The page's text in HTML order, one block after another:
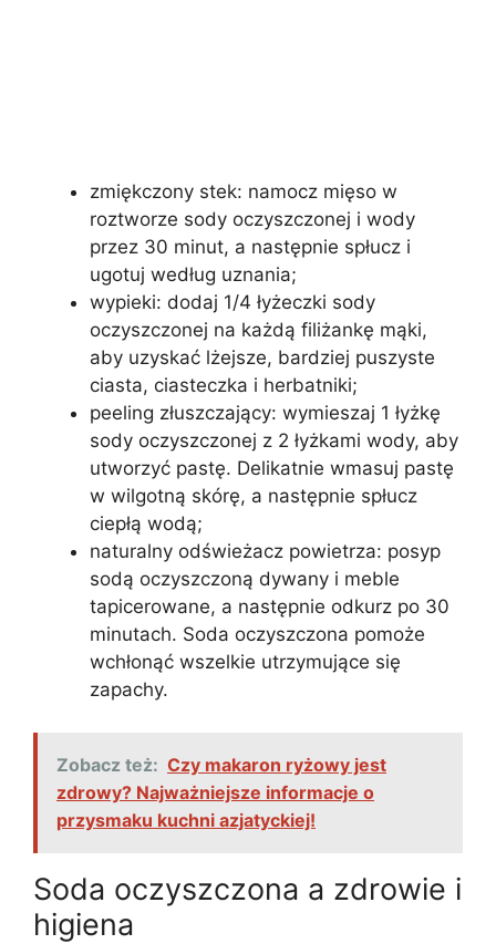
zmiękczony stek: namocz mięso w
roztworze sody oczyszczonej i wody
przez 30 minut, a następnie spłucz i
ugotuj według uznania;
wypieki: dodaj 1/4 łyżeczki sody
oczyszczonej na każdą filiżankę mąki,
aby uzyskać lżejsze, bardziej puszyste
ciasta, ciasteczka i herbatniki;
peeling złuszczający: wymieszaj 1 łyżkę
sody oczyszczonej z 2 łyżkami wody, aby
utworzyć pastę. Delikatnie wmasuj pastę
w wilgotną skórę, a następnie spłucz
ciepłą wodą;
naturalny odświeżacz powietrza: posyp
sodą oczyszczoną dywany i meble
tapicerowane, a następnie odkurz po 30
minutach. Soda oczyszczona pomoże
wchłonąć wszelkie utrzymujące się
zapachy.
Zobacz też: Czy makaron ryżowy jest
zdrowy? Najważniejsze informacje o
przysmaku kuchni azjatyckiej!
Soda oczyszczona a zdrowie i
higiena